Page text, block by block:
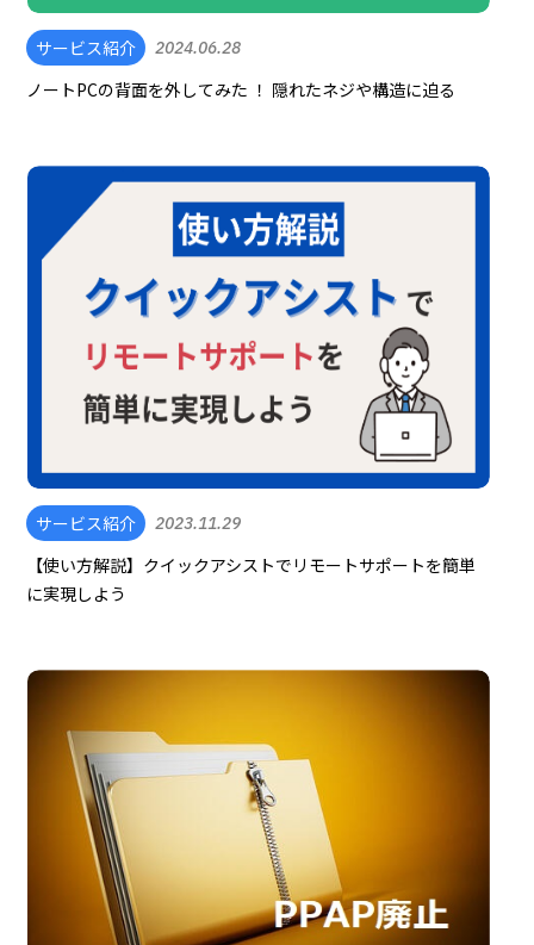
サービス紹介 2024.06.28
ノートPCの背面を外してみた ！ 隠れたネジや構造に迫る
サービス紹介 2023.11.29
【使い方解説】クイックアシストでリモートサポートを簡単
に実現しよう